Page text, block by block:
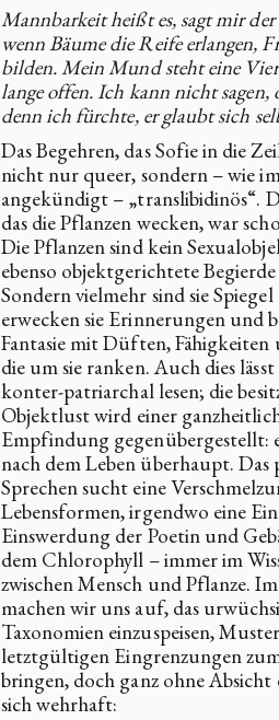
Mannbarkeit heißt es, sagt mir
wenn Bäume die Reife erlangen,
bilden. Mein Mund steht eine
lange offen. Ich kann nicht sagen,
denn ich fürchte, er glaubt sich
Das Begehren, das Sofie in die
nicht nur queer, sondern – wie
angekündigt – „translibidinös“.
das die Pflanzen wecken, war
Die Pflanzen sind kein
ebenso objektgerichtete
Sondern vielmehr sind sie
erwecken sie Erinnerungen und
Fantasie mit Düften,
die um sie ranken. Auch dies
konter-patriarchal lesen; die
Objektlust wird einer
Empfindung gegenübergestellt:
nach dem Leben überhaupt. Das
Sprechen sucht eine
Lebensformen, irgendwo eine
Einswerdung der Poetin und
dem Chlorophyll – immer im
zwischen Mensch und Pflanze.
machen wir uns auf, das
Taxonomien einzuspeisen,
letztgültigen Eingrenzungen
bringen, doch ganz ohne Absicht
sich wehrhaft: